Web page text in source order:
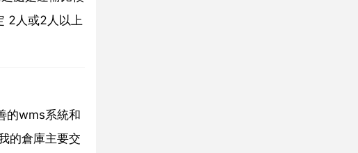
2人或2人以上
的wms系統和
的倉庫主要交